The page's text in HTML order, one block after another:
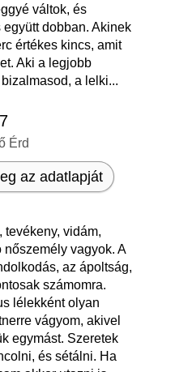
váltok, és
együtt dobban. Akinek
értékes kincs, amit
Aki a legjobb
a lelki...
Érd
az adatlapját
tevékeny, vidám,
nőszemély vagyok. A
az ápoltság,
számomra.
lélekként olyan
vágyom, akivel
egymást. Szeretek
és sétálni. Ha